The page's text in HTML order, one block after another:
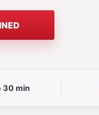
30 min